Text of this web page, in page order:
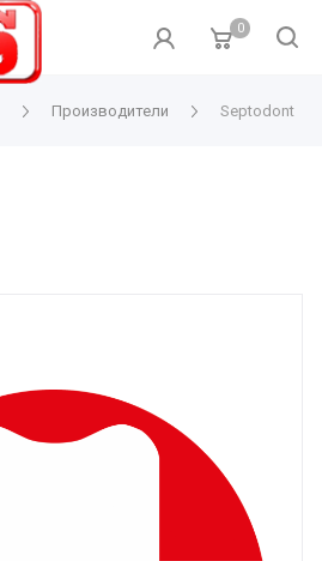
0
Производители Septodont